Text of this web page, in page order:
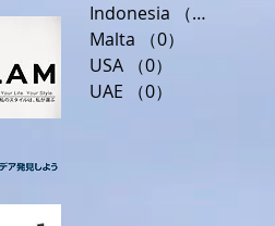
Indonesia
（0）
Malta
（0）
USA
（0）
UAE
（0）